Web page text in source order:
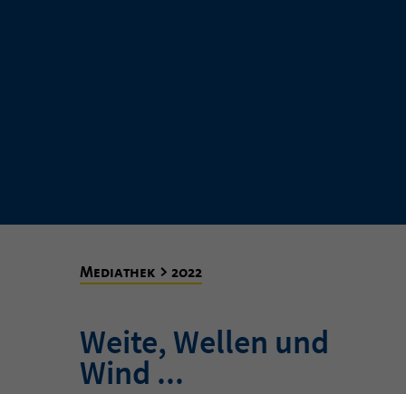
Mediathek > 2022
Weite, Wellen und
Wind ...